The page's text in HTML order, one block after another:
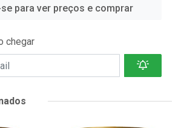
para ver preços e comprar
chegar